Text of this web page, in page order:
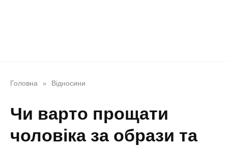
Головна » Відносини
Чи варто прощати
чоловіка за образи та